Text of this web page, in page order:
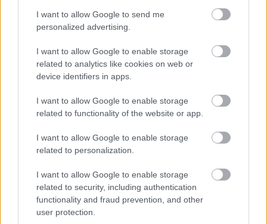
I want to allow Google to send me
personalized advertising.
I want to allow Google to enable storage
related to analytics like cookies on web or
device identifiers in apps.
I want to allow Google to enable storage
related to functionality of the website or app.
I want to allow Google to enable storage
related to personalization.
I want to allow Google to enable storage
related to security, including authentication
functionality and fraud prevention, and other
user protection.
cosplay verseny, az idén útjára indított Fan Art díjátadó
és további izgalmak is várnak azokra, akik felkeresik a
Microsoft PlayIT Show Budapest
Helyszín: Hungexpo, Albertirsai út 10., Budapest, 1101
Facebook esemény:Itt jelezd, hogy jössz!
Facebook oldal: A PlayIT hivatalos oldala
Nagyszabású finálé: A Smash by Meló-Diák
strandröplabda sorozat utolsó fordulója
Balatonalmádiban! (X)
Balatonalmádiban zárul a Smash by Meló-Diák nyári